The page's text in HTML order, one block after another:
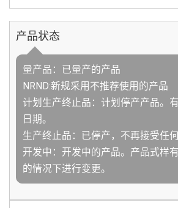
产品状态
量产品：已量产的产品
NRND:新规采用不推荐使用的产品
计划生产终止品：计划停产产品。
日期。
生产终止品：已停产，不再接受任
开发中：开发中的产品。产品式样
的情况下进行变更。